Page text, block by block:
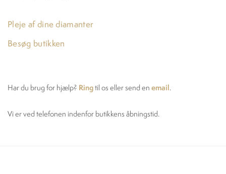
Pleje af dine diamanter
Besøg butikken
Har du brug for hjælp? Ringtil os eller send en email.
Vi er ved telefonen indenfor butikkens åbningstid.